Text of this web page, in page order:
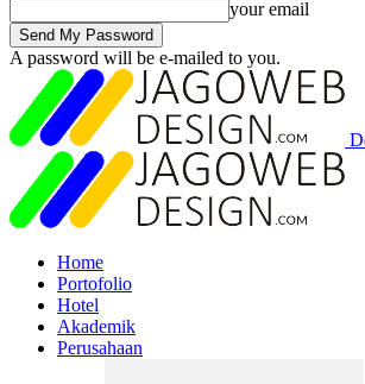
your email
A password will be e-mailed to you.
Home
Portofolio
Hotel
Akademik
Perusahaan